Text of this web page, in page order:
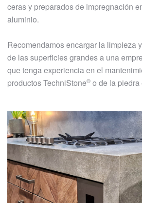
ceras y preparados de impregnación
aluminio.
Recomendamos encargar la limpieza
de las superficies grandes a una
que tenga experiencia en el
productosTechniStone® o de la